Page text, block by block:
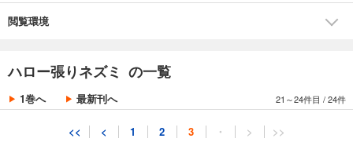
閲覧環境
ハロー張りネズミ の一覧
1巻へ 最新刊へ 21～24件目 /24件
<< < 1 2 3 ・ > >>
試し読み
ハロー張りネズミ（２０）
792
円 (税込)
完結